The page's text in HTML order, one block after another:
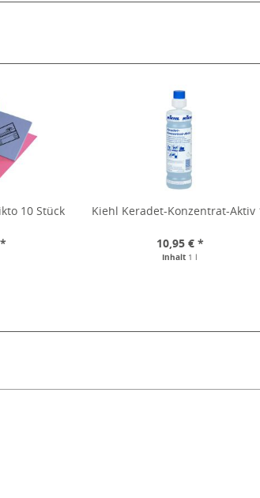
10 Stück
Kiehl Keradet-Konzentrat-Aktiv
10,95 € *
Inhalt 1 l